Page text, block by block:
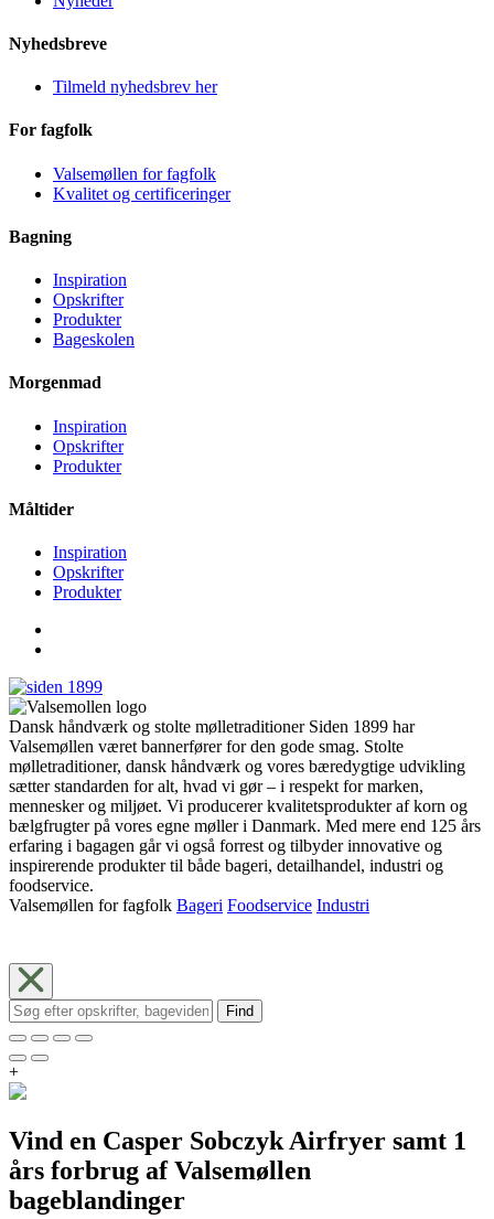
Nyhedsbreve
Tilmeld nyhedsbrev her
For fagfolk
Valsemøllen for fagfolk
Kvalitet og certificeringer
Bagning
Inspiration
Opskrifter
Produkter
Bageskolen
Morgenmad
Inspiration
Opskrifter
Produkter
Måltider
Inspiration
Opskrifter
Produkter
Dansk håndværk og stolte mølletraditioner Siden 1899 har
Valsemøllen været bannerfører for den gode smag. Stolte
mølletraditioner, dansk håndværk og vores bæredygtige udvikling
sætter standarden for alt, hvad vi gør – i respekt for marken,
mennesker og miljøet. Vi producerer kvalitetsprodukter af korn og
bælgfrugter på vores egne møller i Danmark. Med mere end 125 års
erfaring i bagagen går vi også forrest og tilbyder innovative og
inspirerende produkter til både bageri, detailhandel, industri og
foodservice.
Valsemøllen for fagfolk Bageri Foodservice Industri
Find
+
Vind en Casper Sobczyk Airfryer samt 1
års forbrug af Valsemøllen
bageblandinger